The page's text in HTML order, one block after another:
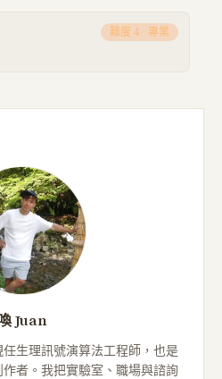
難度 4 · 專業
Juan
生理訊號演算法工程師，也是
者。我把實驗室、職場與諮詢